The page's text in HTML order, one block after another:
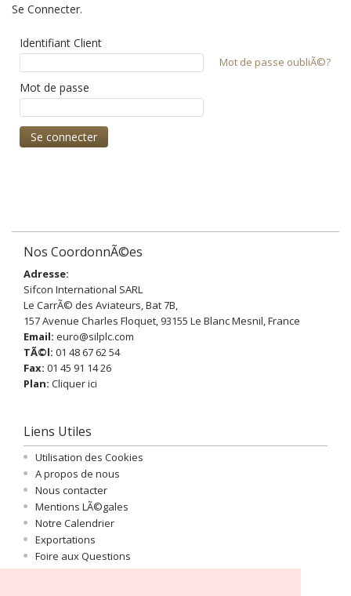
Se Connecter.
Identifiant Client
Mot de passe
Mot de passe oubliÃ©?
Nos CoordonnÃ©es
Adresse:
Sifcon International SARL
Le CarrÃ© des Aviateurs, Bat 7B,
157 Avenue Charles Floquet, 93155 Le Blanc Mesnil, France
Email: euro@silplc.com
TÃ©l: 01 48 67 62 54
Fax: 01 45 91 14 26
Plan: Cliquer ici
Liens Utiles
Utilisation des Cookies
A propos de nous
Nous contacter
Mentions LÃ©gales
Notre Calendrier
Exportations
Foire aux Questions
Important Information